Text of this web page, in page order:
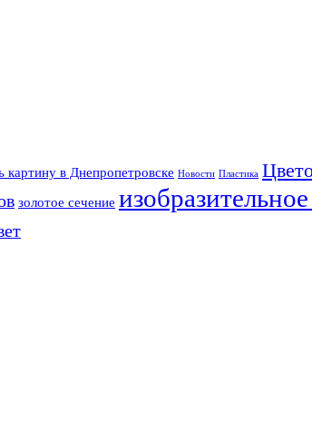
картину в Днепропетровске Новости Пластика
золотое сечение